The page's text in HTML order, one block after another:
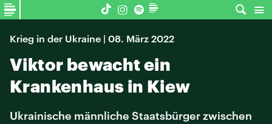
Krieg in der Ukraine | 08. März 2022
Viktor bewacht ein
Krankenhaus in Kiew
Ukrainische männliche Staatsbürger zwischen